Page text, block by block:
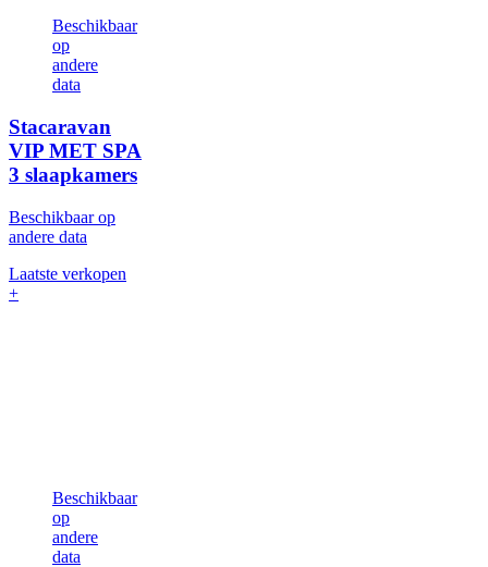
Beschikbaar
op
andere
data
Stacaravan
VIP MET SPA
3 slaapkamers
Beschikbaar op
andere data
Laatste verkopen
+
Beschikbaar
op
andere
data